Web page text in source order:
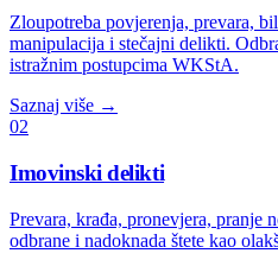
Zloupotreba povjerenja, prevara,
manipulacija i stečajni delikti.
istražnim postupcima WKStA.
Saznaj više →
02
Imovinski delikti
Prevara, krađa, pronevjera, pranje
odbrane i nadoknada štete kao